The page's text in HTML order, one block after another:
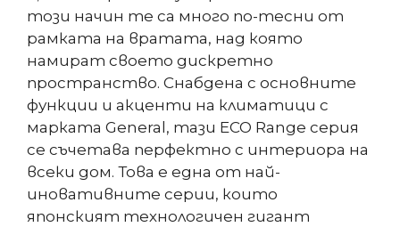
този начин те са много по-тесни от
рамката на вратата, над която
намират своето дискретно
пространство. Снабдена с основните
функции и акценти на климатици с
марката General, тази ECO Range серия
се съчетава перфектно с интериора на
всеки дом. Това е една от най-
иновативните серии, които
японският технологичен гигант